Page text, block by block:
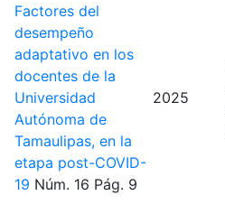
Factores del
desempeño
adaptativo en los
docentes de la
Universidad
Autónoma de
Tamaulipas, en la
etapa post-COVID-
19 Núm. 16 Pág. 9
2025